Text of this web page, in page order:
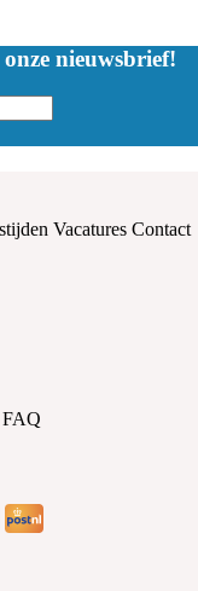
nieuwsbrief!
Vacatures Contact
FAQ